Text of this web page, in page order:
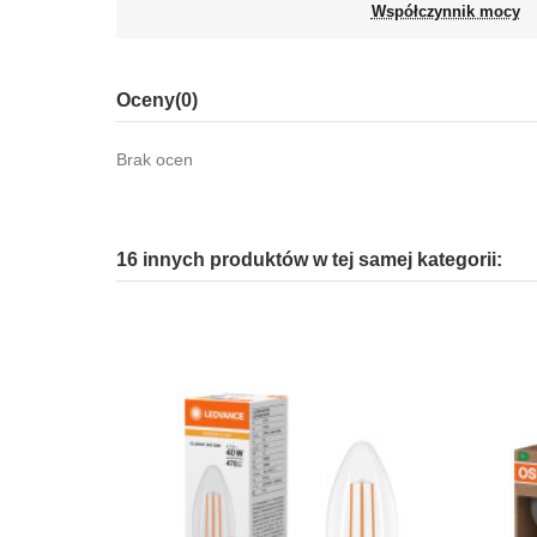
Współczynnik mocy
Oceny(0)
Brak ocen
16 innych produktów w tej samej kategorii: